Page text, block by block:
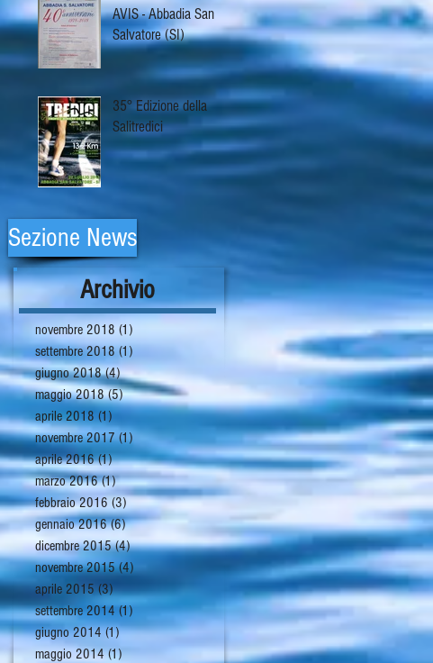
AVIS - Abbadia San
Salvatore (SI)
35° Edizione della
Salitredici
Sezione News
Archivio
novembre 2018 (1)
settembre 2018 (1)
giugno 2018 (4)4 post
maggio 2018 (5)5 post
aprile 2018 (1) 1 post
novembre 2017 (1) 1 post
aprile 2016 (1)1 post
marzo 2016 (1)1 post
febbraio 2016 (3)3 post
gennaio 2016 (6)6 post
dicembre 2015 (4)4 post
novembre 2015 (4)4 post
aprile 2015 (3)3 post
settembre 2014 (1) 1 post
giugno 2014 (1)1 post
maggio 2014 (1)1 post